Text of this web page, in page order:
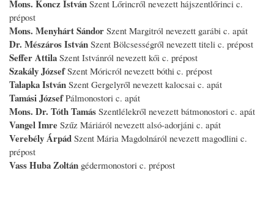
Mons. Koncz István Szent Lőrincről nevezett hájszentlőrinci c.
prépost
Mons. Menyhárt Sándor Szent Margitról nevezett garábi c. apát
Dr. Mészáros István Szent Bölcsességről nevezett titeli c. prépost
Seffer Attila Szent Istvánról nevezett kői c. prépost
Szakály JózsefSzent Móricról nevezett bóthi c. prépost
Talapka István Szent Gergelyről nevezett kalocsai c. apát
Tamási JózsefPálmonostori c. apát
Mons. Dr. Tóth Tamás Szentlélekről nevezett bátmonostori c. apát
Vangel Imre Szűz Máriáról nevezett alsó-adorjáni c. apát
Verebély Árpád Szent Mária Magdolnáról nevezett magodlini c.
prépost
Vass Huba Zoltán gédermonostori c. prépost